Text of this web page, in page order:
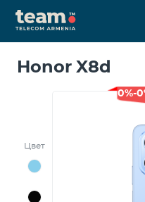
Honor X8d
Цвет
0%-